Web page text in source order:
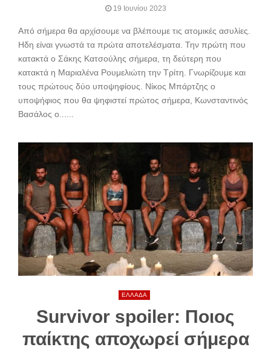
19 Ιουνίου 2023
Από σήμερα θα αρχίσουμε να βλέπουμε τις ατομικές ασυλίες.
Ηδη είναι γνωστά τα πρώτα αποτελέσματα. Την πρώτη που
κατακτά ο Σάκης Κατσούλης σήμερα, τη δεύτερη που
κατακτά η Μαριαλένα Ρουμελιώτη την Τρίτη. Γνωρίζουμε και
τους πρώτους δύο υποψηφίους. Νίκος Μπάρτζης ο
υποψήφιος που θα ψηφιστεί πρώτος σήμερα, Κωνσταντινός
Βασάλος ο......
ΕΛΛΑΔΑ
Survivor spoiler: Ποιος
παίκτης αποχωρεί σήμερα